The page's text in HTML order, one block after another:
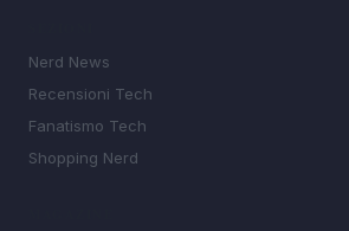
Nerd News
Recensioni Tech
Fanatismo Tech
Shopping Nerd